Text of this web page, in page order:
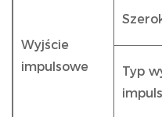
Wyjście
impulsowe
Typ